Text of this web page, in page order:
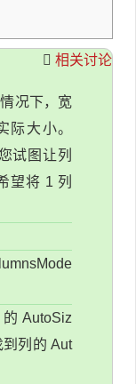
相关讨论
况下，宽
际大小。
试图让列
望将 1 列
AutoSiz
列的 Aut